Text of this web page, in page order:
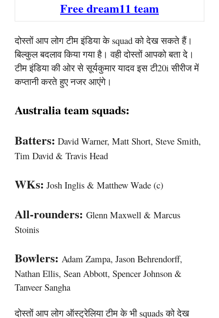
Free dream11 team
दोस्तों आप लोग टीम इंडिया के squad को देख सकते हैं।
बिल्कुल बदलाव किया गया है। वही दोस्तों आपको बता दे।
टीम इंडिया की ओर से सूर्यकुमार यादव इस टी20i सीरीज में
कप्तानी करते हुए नजर आएंगे।
Australia team squads:
Batters: David Warner, Matt Short, Steve Smith,
Tim David & Travis Head
WKs: Josh Inglis & Matthew Wade (c)
All-rounders: Glenn Maxwell & Marcus
Stoinis
Bowlers: Adam Zampa, Jason Behrendorff,
Nathan Ellis, Sean Abbott, Spencer Johnson &
Tanveer Sangha
दोस्तों आप लोग ऑस्ट्रेलिया टीम के भी squads को देख